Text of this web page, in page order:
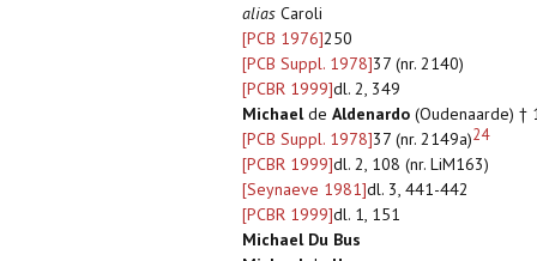
alias Caroli
[PCB 1976]250
[PCB Suppl. 1978]37 (nr. 2140)
[PCBR 1999]dl. 2, 349
Michaelde Aldenardo (Oudenaarde) †
[PCB Suppl. 1978]37 (nr. 2149a)24
[PCBR 1999]dl. 2, 108 (nr. LiM163)
[Seynaeve 1981]dl. 3, 441-442
[PCBR 1999]dl. 1, 151
Michael Du Bus